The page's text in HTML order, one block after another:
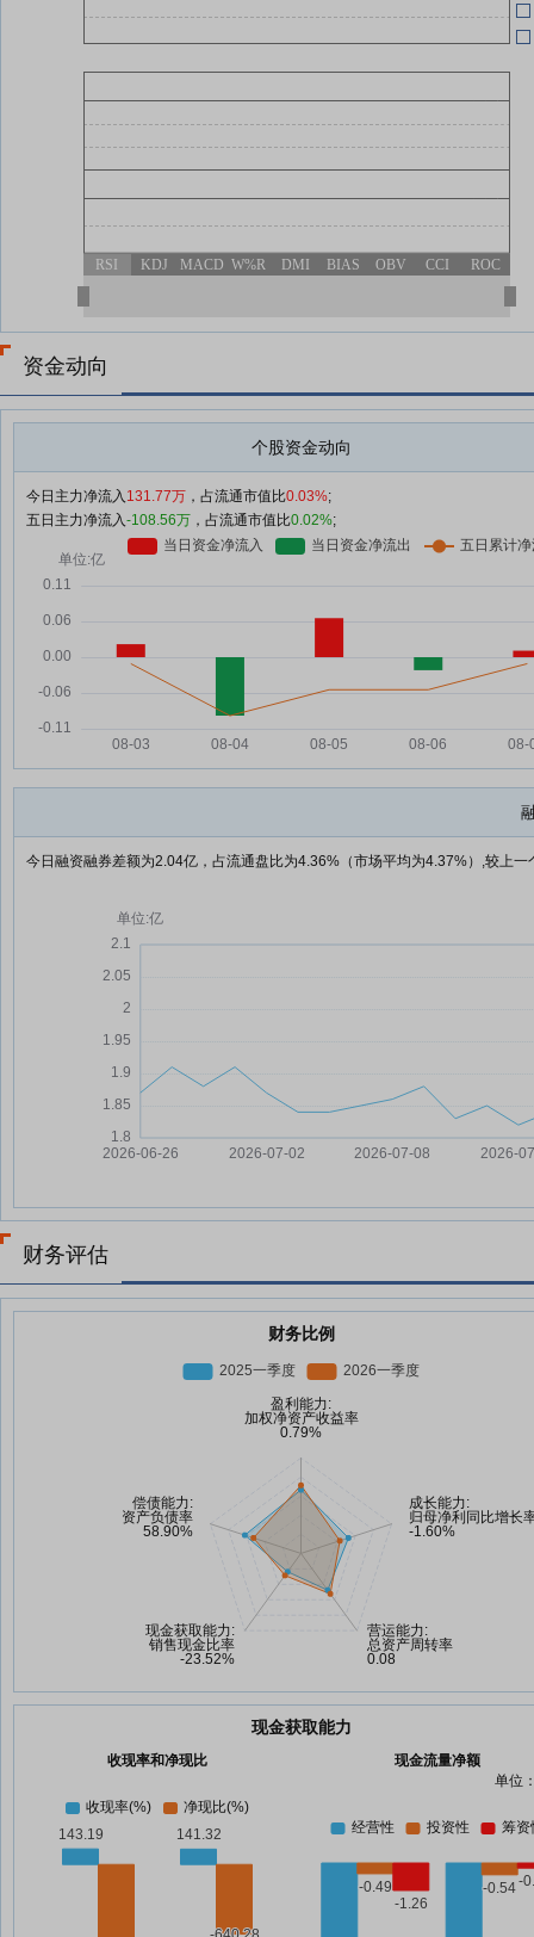
RSI KDJ MACD W%R DMI BIAS OBV CCI ROC
资金动向
个股资金动向
今日主力净流入 131.77万 ，占流通市值比0.03%;
五日主力净流入-108.56万 ，占流通市值比0.02%;
今日融资融券差额为2.04亿，占流通盘比为4.36%（市场平均为4.37%）,较上一
财务评估
财务比例
现金获取能力
收现率和净现比
现金流量净额
单位